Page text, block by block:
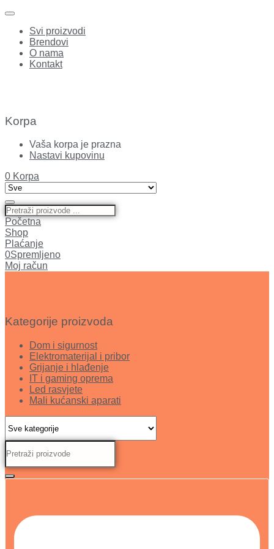
Svi proizvodi
Brendovi
O nama
Kontakt
Korpa
Vaša korpa je prazna
Nastavi kupovinu
0 Korpa
Početna
Shop
Plaćanje
0Spremljeno
Moj račun
Kategorije proizvoda
Dom i sigurnost
Elektromaterijal i pribor
Grijanje i hlađenje
IT i gaming oprema
Led rasvjete
Mali kućanski aparati